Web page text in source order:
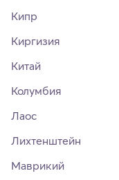
Кипр
Киргизия
Китай
Колумбия
Лаос
Лихтенштейн
Маврикий